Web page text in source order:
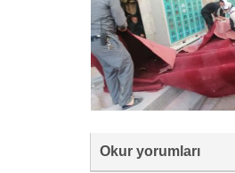
Okur yorumları